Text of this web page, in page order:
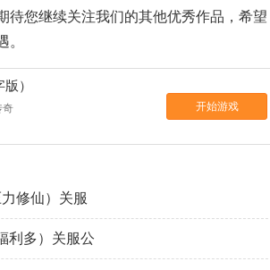
待您继续关注我们的其他优秀作品，希望
。
）
奇
开始游戏
修仙）关服
利多）关服公